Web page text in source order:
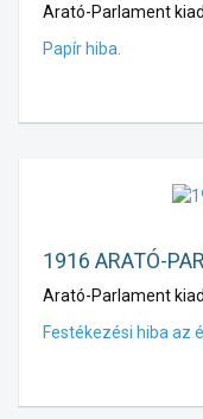
Arató-Parlament
Papír hiba.
1916 ARATÓ-
Arató-Parlament
Festékezési hiba az